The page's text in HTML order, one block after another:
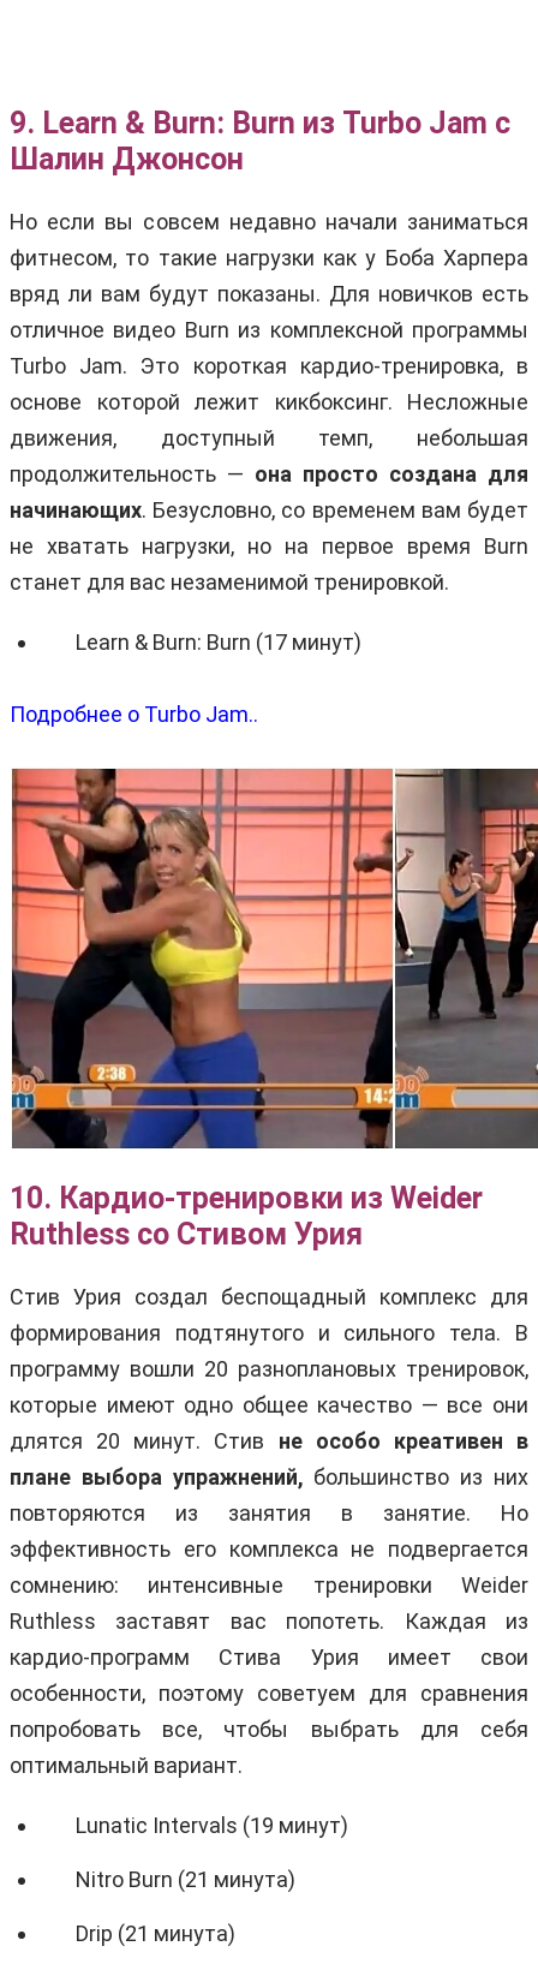
9. Learn & Burn: Burn из Turbo Jam с
Шалин Джонсон
Но если вы совсем недавно начали заниматься
фитнесом, то такие нагрузки как у Боба Харпера
вряд ли вам будут показаны. Для новичков есть
отличное видео Burn из комплексной программы
Turbo Jam. Это короткая кардио-тренировка, в
основе которой лежит кикбоксинг. Несложные
движения, доступный темп, небольшая
продолжительность — она просто создана для
начинающих. Безусловно, со временем вам будет
не хватать нагрузки, но на первое время Burn
станет для вас незаменимой тренировкой.
Learn & Burn: Burn (17 минут)
Подробнее о Turbo Jam..
10. Кардио-тренировки из Weider
Ruthless со Стивом Урия
Стив Урия создал беспощадный комплекс для
формирования подтянутого и сильного тела. В
программу вошли 20 разноплановых тренировок,
которые имеют одно общее качество — все они
длятся 20 минут. Стив не особо креативен в
плане выбора упражнений, большинство из них
повторяются из занятия в занятие. Но
эффективность его комплекса не подвергается
сомнению: интенсивные тренировки Weider
Ruthless заставят вас попотеть. Каждая из
кардио-программ Стива Урия имеет свои
особенности, поэтому советуем для сравнения
попробовать все, чтобы выбрать для себя
оптимальный вариант.
Lunatic Intervals (19 минут)
Nitro Burn (21 минута)
Drip (21 минута)